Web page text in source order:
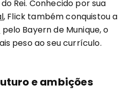
Rei. Conhecido por sua
, Flick também conquistou a
pelo Bayern de Munique, o
peso ao seu currículo.
e ambições